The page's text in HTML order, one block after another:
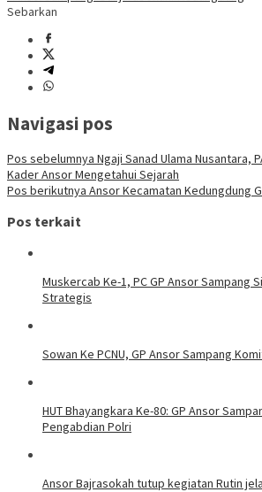
Sebarkan
Navigasi pos
Pos sebelumnya Ngaji Sanad Ulama Nusantara,
Kader Ansor Mengetahui Sejarah
Pos berikutnya Ansor Kecamatan Kedungdung
Pos terkait
Muskercab Ke-1, PC GP Ansor Sampang
Strategis
Sowan Ke PCNU, GP Ansor Sampang
HUT Bhayangkara Ke-80: GP Ansor
Pengabdian Polri
Ansor Bajrasokah tutup kegiatan Rutin